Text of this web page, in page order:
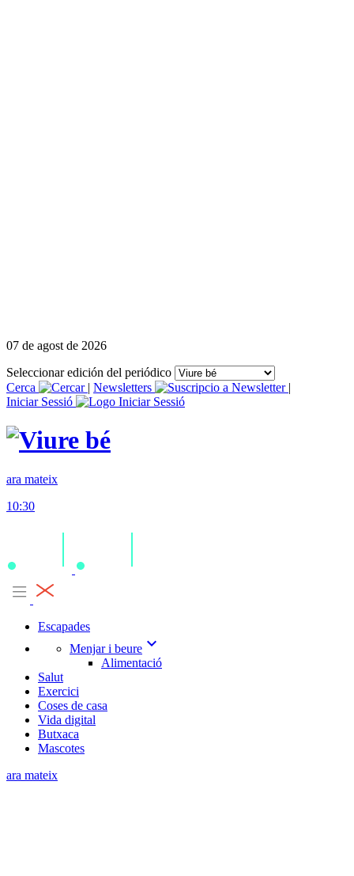
07 de agost de 2026
Seleccionar edición del periódico
Cerca
| Newsletters
|
Iniciar Sessió
ara mateix
10:30
Escapades
Menjar i beure expand_more
Alimentació
Salut
Exercici
Coses de casa
Vida digital
Butxaca
Mascotes
ara mateix